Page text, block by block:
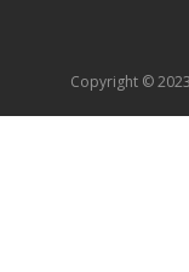
Copyright ©